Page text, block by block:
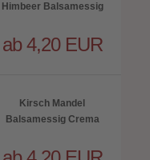
Himbeer Balsamessig
ab 4,20 EUR
Kirsch Mandel
Balsamessig Crema